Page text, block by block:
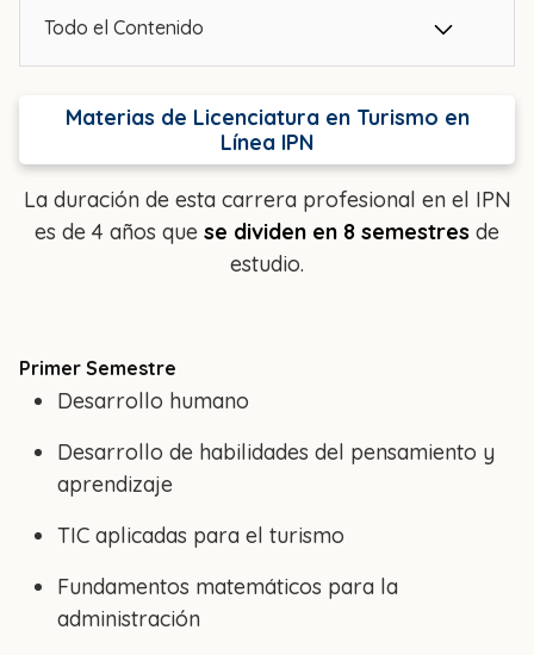
Todo el Contenido
Materias de Licenciatura en Turismo en
Línea IPN
La duración de esta carrera profesional en el IPN
es de 4 años que se dividen en 8 semestres de
estudio.
Primer Semestre
Desarrollo humano
Desarrollo de habilidades del pensamiento y
aprendizaje
TIC aplicadas para el turismo
Fundamentos matemáticos para la
administración